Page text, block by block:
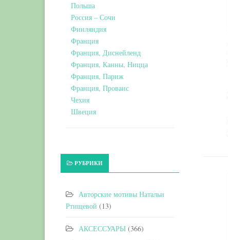
Польша
Россия – Сочи
Финляндия
Франция
Франция, Диснейленд
Франция, Канны, Ницца
Франция, Париж
Франция, Прованс
Чехия
Швеция
РУБРИКИ
Авторские мотивы Натальи
Ртищевой (13)
АКСЕССУАРЫ (366)